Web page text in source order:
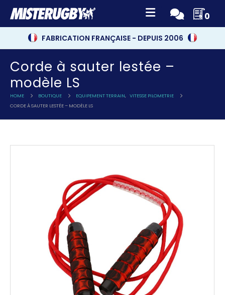
0
FABRICATION FRANÇAISE - DEPUIS 2006
Corde à sauter lestée –
modèle LS
HOME BOUTIQUE EQUIPEMENT TERRAIN, VITESSE PILOMETRIE
CORDE À SAUTER LESTÉE – MODÈLE LS